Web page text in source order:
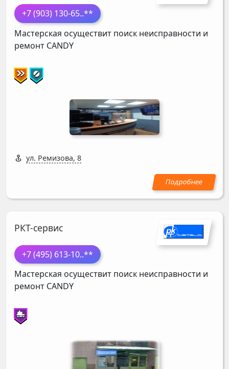
+7 (903) 130-65..**
Мастерская осуществит поиск неисправности и
ремонт CANDY
ул. Ремизова, 8
РКТ-сервис
+7 (495) 613-10..**
Мастерская осуществит поиск неисправности и
ремонт CANDY